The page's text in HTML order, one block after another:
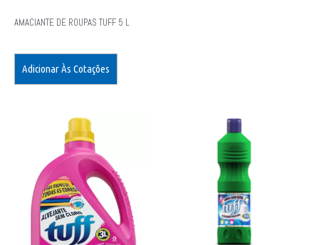
AMACIANTE DE ROUPAS TUFF 5 L
Adicionar Às Cotações